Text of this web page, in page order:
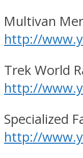
Multivan
http://
Trek World
http://
Specialized
http://